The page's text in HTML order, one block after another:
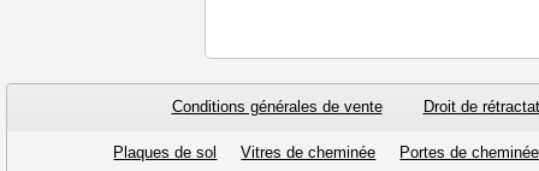
Conditions générales de vente Droit de
Plaques de sol Vitres de cheminée Portes de cheminée